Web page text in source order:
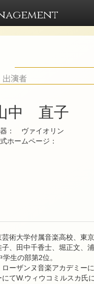
中 直子
： ヴァイオリン
ホームページ：
術大学付属音楽高校、東
、田中千香士、堀正文、
生の部第2位。
ーザンヌ音楽アカデミー
てW.ウィウコミルスカ氏